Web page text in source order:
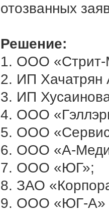
отозванных
Решение:
1. ООО
2. ИП Хачатрян
3. ИП
4. ООО
5. ООО
6. ООО «А-
7. ООО «ЮГ»;
8. ЗАО
9. ООО «ЮГ-А»